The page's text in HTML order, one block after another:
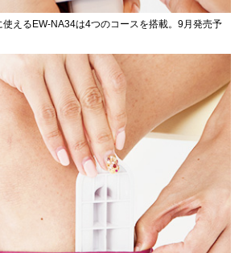
使えるEW-NA34は4つのコースを搭載。9月発売予